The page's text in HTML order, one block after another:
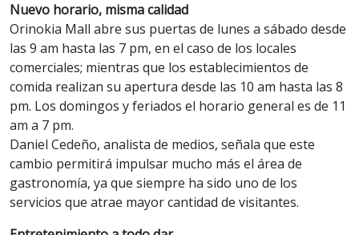
Nuevo horario, misma calidad
Orinokia Mall abre sus puertas de lunes a sábado desde
las 9 am hasta las 7 pm, en el caso de los locales
comerciales; mientras que los establecimientos de
comida realizan su apertura desde las 10 am hasta las 8
pm. Los domingos y feriados el horario general es de 11
am a 7 pm.
Daniel Cedeño, analista de medios, señala que este
cambio permitirá impulsar mucho más el área de
gastronomía, ya que siempre ha sido uno de los
servicios que atrae mayor cantidad de visitantes.